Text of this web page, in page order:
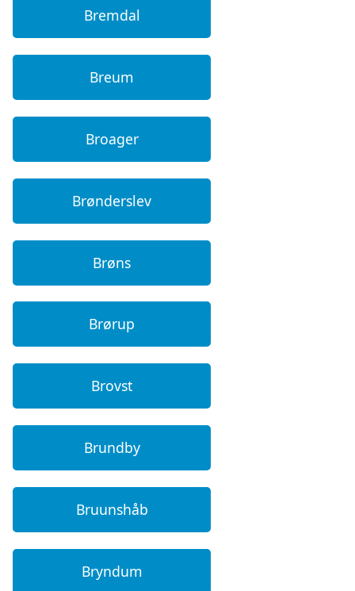
Bremdal
Breum
Broager
Brønderslev
Brøns
Brørup
Brovst
Brundby
Bruunshåb
Bryndum